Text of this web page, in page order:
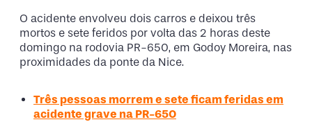
O acidente envolveu dois carros e deixou três
mortos e sete feridos por volta das 2 horas deste
domingo na rodovia PR-650, em Godoy Moreira, nas
proximidades da ponte da Nice.
Três pessoas morrem e sete ficam feridas em
acidente grave na PR-650